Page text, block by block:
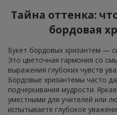
Тайна оттенка:
бордовая
Букет бордовых хризантем —
Это цветочная гармония со
выражения глубоких чувств
Бордовые хризантемы часто
подчеркивания мудрости.
уместными для учителей или
испытываете глубокое